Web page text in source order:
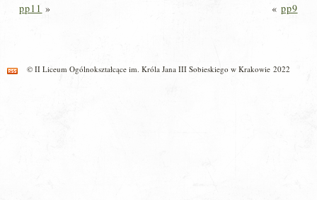
pp11 » « pp9
© II Liceum Ogólnokształcące im. Króla Jana III Sobieskiego w Krakowie 2022